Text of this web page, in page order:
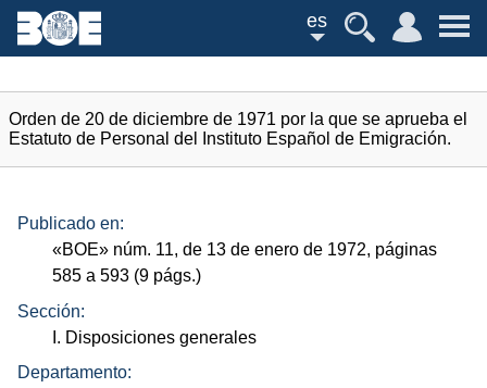
es
Orden de 20 de diciembre de 1971 por la que se aprueba el
Estatuto de Personal del Instituto Español de Emigración.
Publicado en:
«BOE» núm. 11, de 13 de enero de 1972, páginas
585 a 593 (9 págs.)
Sección:
I. Disposiciones generales
Departamento: